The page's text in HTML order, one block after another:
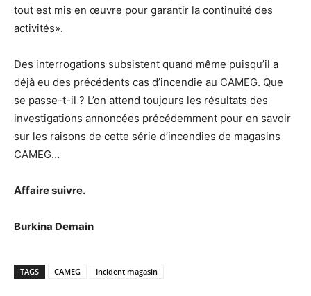
tout est mis en œuvre pour garantir la continuité des
activités».
Des interrogations subsistent quand même puisqu’il a
déjà eu des précédents cas d’incendie au CAMEG. Que
se passe-t-il ? L’on attend toujours les résultats des
investigations annoncées précédemment pour en savoir
sur les raisons de cette série d’incendies de magasins
CAMEG…
Affaire suivre.
Burkina Demain
TAGS CAMEG Incident magasin